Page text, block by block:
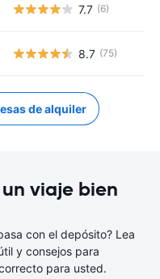
7.7 (6)
8.7 (75)
de alquiler
viaje bien
con el depósito? Lea
y consejos para
para usted.